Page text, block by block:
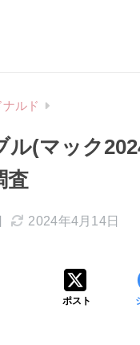
ナルド
ル(マック
査
2024年4月14日
ポスト